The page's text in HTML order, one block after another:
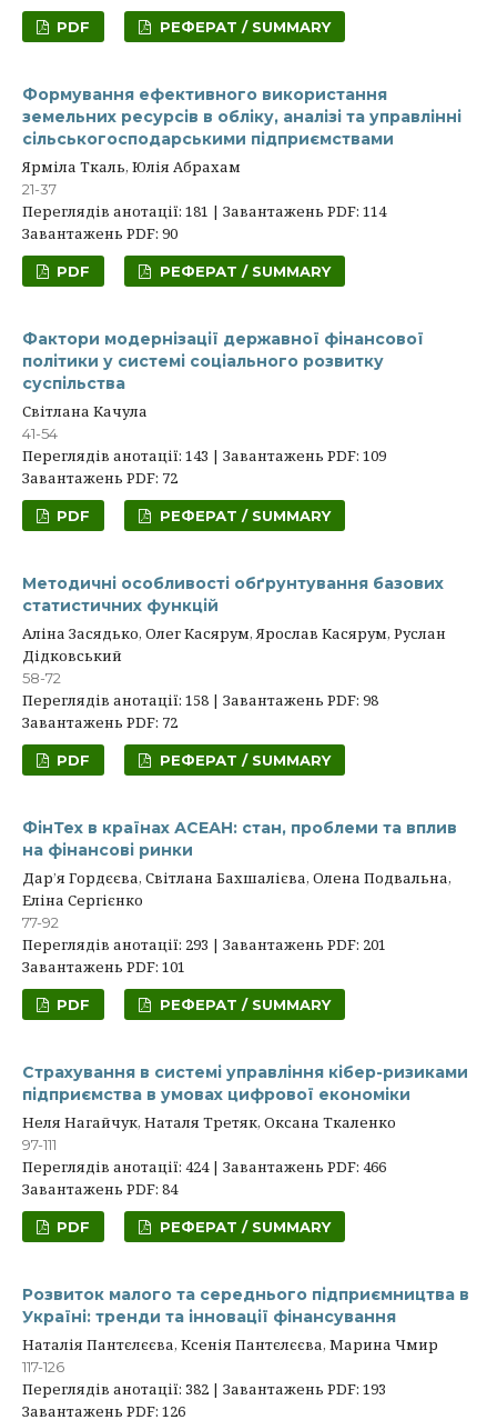
PDF РЕФЕРАТ / SUMMARY
Формування ефективного використання
земельних ресурсів в обліку, аналізі та управлінні
сільськогосподарськими підприємствами
Ярміла Ткаль, Юлія Абрахам
21-37
Переглядів анотації: 181 | Завантажень PDF: 114
Завантажень PDF: 90
PDF РЕФЕРАТ / SUMMARY
Фактори модернізації державної фінансової
політики у системі соціального розвитку
суспільства
Світлана Качула
41-54
Переглядів анотації: 143 | Завантажень PDF: 109
Завантажень PDF: 72
PDF РЕФЕРАТ / SUMMARY
Методичні особливості обґрунтування базових
статистичних функцій
Аліна Засядько, Олег Касярум, Ярослав Касярум, Руслан
Дідковський
58-72
Переглядів анотації: 158 | Завантажень PDF: 98
Завантажень PDF: 72
PDF РЕФЕРАТ / SUMMARY
ФінТех в країнах АСЕАН: стан, проблеми та вплив
на фінансові ринки
Дар’я Гордєєва, Світлана Бахшалієва, Олена Подвальна,
Еліна Сергієнко
77-92
Переглядів анотації: 293 | Завантажень PDF: 201
Завантажень PDF: 101
PDF РЕФЕРАТ / SUMMARY
Страхування в системі управління кібер-ризиками
підприємства в умовах цифрової економіки
Неля Нагайчук, Наталя Третяк, Оксана Ткаленко
97-111
Переглядів анотації: 424 | Завантажень PDF: 466
Завантажень PDF: 84
PDF РЕФЕРАТ / SUMMARY
Розвиток малого та середнього підприємництва в
Україні: тренди та інновації фінансування
Наталія Пантєлєєва, Ксенія Пантєлєєва, Марина Чмир
117-126
Переглядів анотації: 382 | Завантажень PDF: 193
Завантажень PDF: 126